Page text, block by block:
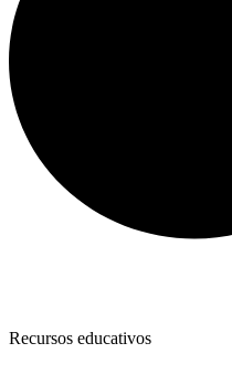
Recursos educativos